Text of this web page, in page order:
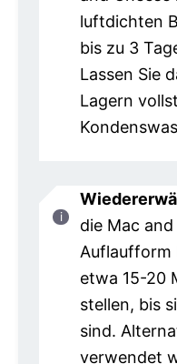
luftdichten
bis zu 3
Lassen Sie
Lagern
die Mac
Auflaufform
etwa 15-20
stellen, bis
sind.
verwendet